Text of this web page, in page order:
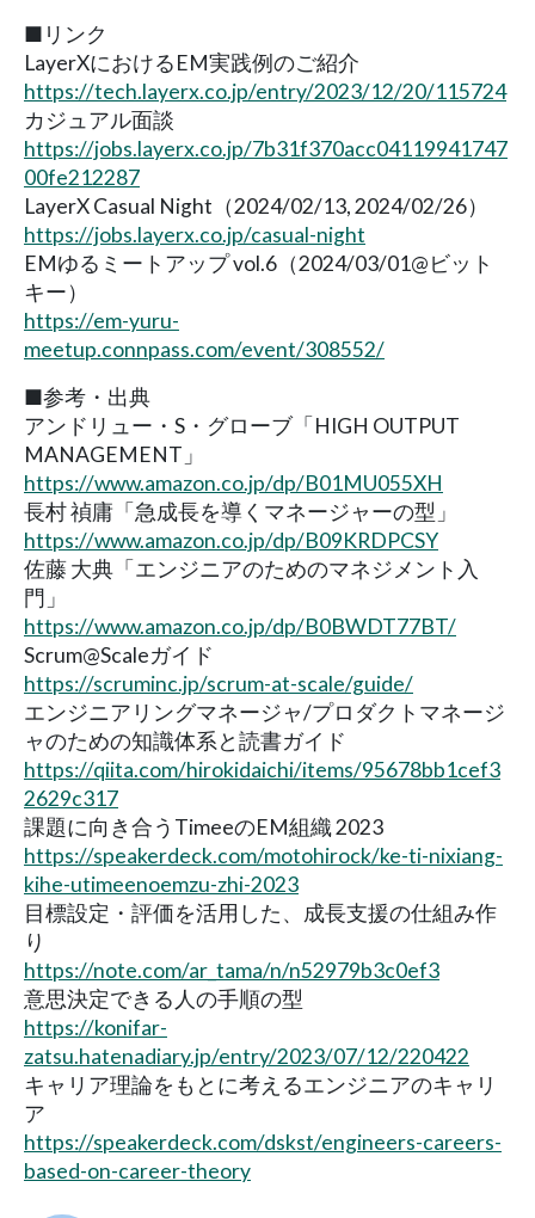
■リンク
LayerXにおけるEM実践例のご紹介
https://tech.layerx.co.jp/entry/2023/12/20/115724
カジュアル面談
https://jobs.layerx.co.jp/7b31f370acc04119941747
00fe212287
LayerX Casual Night（2024/02/13, 2024/02/26）
https://jobs.layerx.co.jp/casual-night
EMゆるミートアップ vol.6（2024/03/01@ビット
キー）
https://em-yuru-
meetup.connpass.com/event/308552/
■参考・出典
アンドリュー・S・グローブ「HIGH OUTPUT
MANAGEMENT」
https://www.amazon.co.jp/dp/B01MU055XH
長村 禎庸「急成長を導くマネージャーの型」
https://www.amazon.co.jp/dp/B09KRDPCSY
佐藤 大典「エンジニアのためのマネジメント入
門」
https://www.amazon.co.jp/dp/B0BWDT77BT/
Scrum@Scaleガイド
https://scruminc.jp/scrum-at-scale/guide/
エンジニアリングマネージャ/プロダクトマネージ
ャのための知識体系と読書ガイド
https://qiita.com/hirokidaichi/items/95678bb1cef3
2629c317
課題に向き合うTimeeのEM組織 2023
https://speakerdeck.com/motohirock/ke-ti-nixiang-
kihe-utimeenoemzu-zhi-2023
目標設定・評価を活用した、成長支援の仕組み作
り
https://note.com/ar_tama/n/n52979b3c0ef3
意思決定できる人の手順の型
https://konifar-
zatsu.hatenadiary.jp/entry/2023/07/12/220422
キャリア理論をもとに考えるエンジニアのキャリ
ア
https://speakerdeck.com/dskst/engineers-careers-
based-on-career-theory